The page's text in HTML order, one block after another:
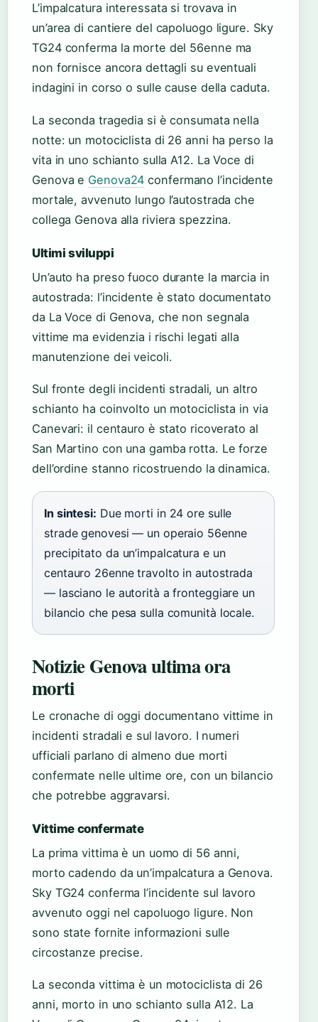
L’impalcatura interessata si trovava in
un’area di cantiere del capoluogo ligure. Sky
TG24 conferma la morte del 56enne ma
non fornisce ancora dettagli su eventuali
indagini in corso o sulle cause della caduta.
La seconda tragedia si è consumata nella
notte: un motociclista di 26 anni ha perso la
vita in uno schianto sulla A12. La Voce di
Genova e Genova24 confermano l’incidente
mortale, avvenuto lungo l’autostrada che
collega Genova alla riviera spezzina.
Ultimi sviluppi
Un’auto ha preso fuoco durante la marcia in
autostrada: l’incidente è stato documentato
da La Voce di Genova, che non segnala
vittime ma evidenzia i rischi legati alla
manutenzione dei veicoli.
Sul fronte degli incidenti stradali, un altro
schianto ha coinvolto un motociclista in via
Canevari: il centauro è stato ricoverato al
San Martino con una gamba rotta. Le forze
dell’ordine stanno ricostruendo la dinamica.
In sintesi: Due morti in 24 ore sulle
strade genovesi — un operaio 56enne
precipitato da un’impalcatura e un
centauro 26enne travolto in autostrada
— lasciano le autorità a fronteggiare un
bilancio che pesa sulla comunità locale.
Notizie Genova ultima ora
morti
Le cronache di oggi documentano vittime in
incidenti stradali e sul lavoro. I numeri
ufficiali parlano di almeno due morti
confermate nelle ultime ore, con un bilancio
che potrebbe aggravarsi.
Vittime confermate
La prima vittima è un uomo di 56 anni,
morto cadendo da un’impalcatura a Genova.
Sky TG24 conferma l’incidente sul lavoro
avvenuto oggi nel capoluogo ligure. Non
sono state fornite informazioni sulle
circostanze precise.
La seconda vittima è un motociclista di 26
anni, morto in uno schianto sulla A12. La